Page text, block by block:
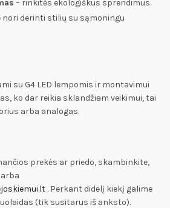
– rinkitės ekologiškus sprendimus.
nori derinti stilių su sąmoningu
su G4 LED lempomis ir montavimui
ko dar reikia sklandžiam veikimui, tai
arba analogas.
prekės ar priedo, skambinkite,
arba
. Perkant didelį kiekį galime
(tik susitarus iš anksto).